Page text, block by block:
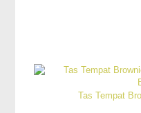
Tas Tempat